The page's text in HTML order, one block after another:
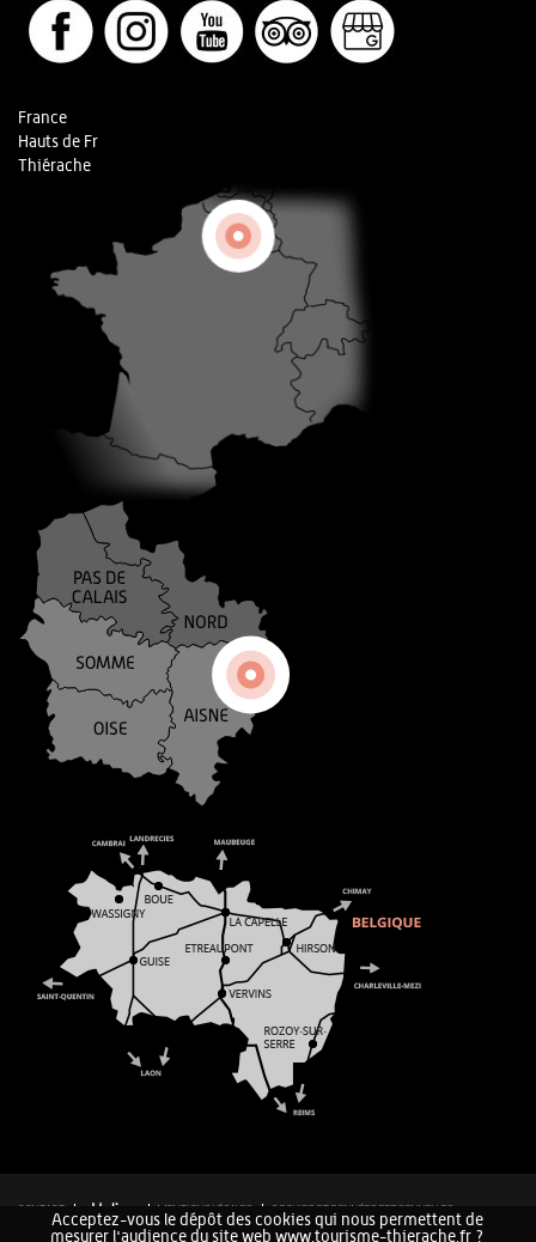
France
Hauts de Fr
Thiérache
CONTACT MENTIONS LÉGALES
COOKIES ET DONNÉES PERSONNELLES
PLAN DU SITE
Acceptez-vous le dépôt des cookies qui nous permettent de
mesurer l'audience du site web www.tourisme-thierache.fr ?